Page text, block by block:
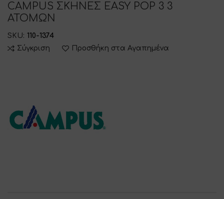
CAMPUS ΣΚΗΝΕΣ EASY POP 3 3
ΑΤΟΜΩΝ
SKU: 110-1374
Σύγκριση
Προσθήκη στα Αγαπημένα